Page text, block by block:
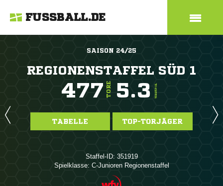
FUSSBALL.DE
SAISON 24/25
REGIONENSTAFFEL SÜD 1
477 TORE 5.3 TORE/SPIEL
TABELLE TOP-TORJÄGER
Staffel-ID: 351919
Spielklasse: C-Junioren Regionenstaffel